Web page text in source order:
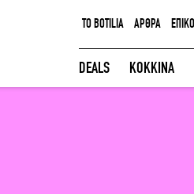
TO BOTILIA ΑΡΘΡΑ
DEALS ΚΟΚΚΙΝΑ